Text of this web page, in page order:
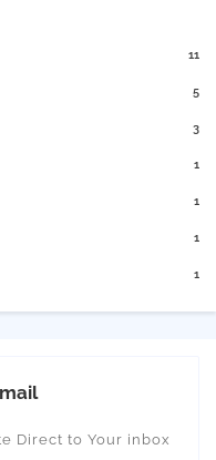
11
5
3
1
1
1
1
Direct to Your inbox